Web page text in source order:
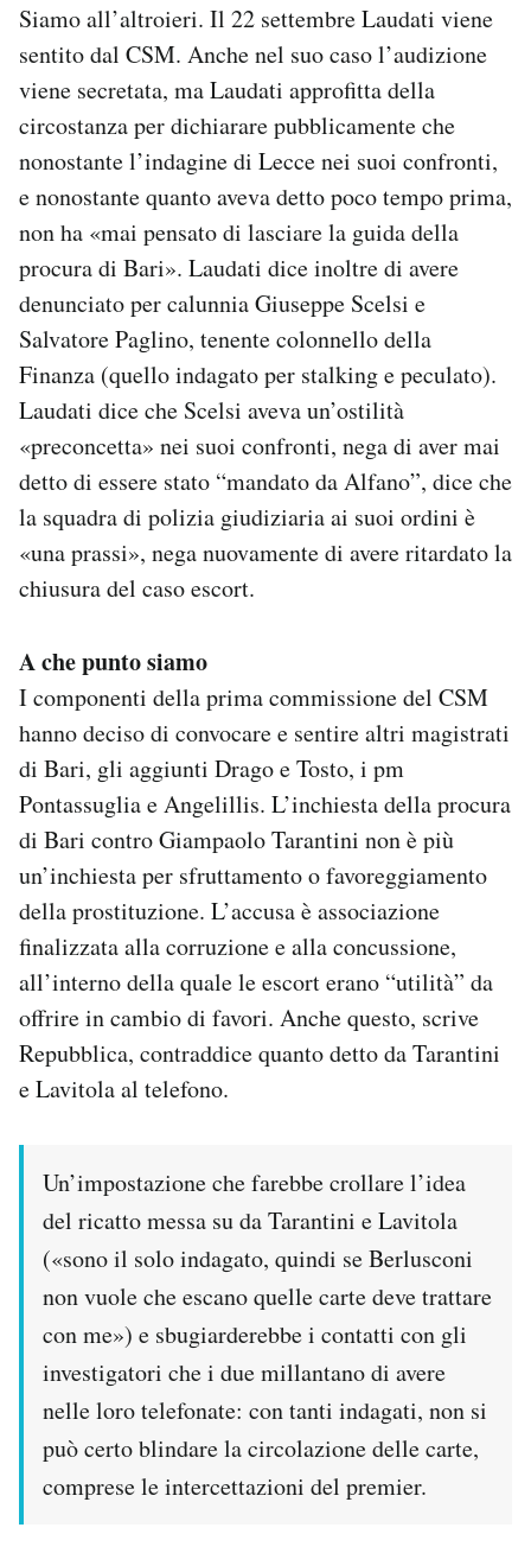
Siamo all’altroieri. Il 22 settembre Laudati viene
sentito dal CSM. Anche nel suo caso l’audizione
viene secretata, ma Laudati approfitta della
circostanza per dichiarare pubblicamente che
nonostante l’indagine di Lecce nei suoi confronti,
e nonostante quanto aveva detto poco tempo prima,
non ha «mai pensato di lasciare la guida della
procura di Bari». Laudati dice inoltre di avere
denunciato per calunnia Giuseppe Scelsi e
Salvatore Paglino, tenente colonnello della
Finanza (quello indagato per stalking e peculato).
Laudati dice che Scelsi aveva un’ostilità
«preconcetta» nei suoi confronti, nega di aver mai
detto di essere stato “mandato da Alfano”, dice che
la squadra di polizia giudiziaria ai suoi ordini è
«una prassi», nega nuovamente di avere ritardato la
chiusura del caso escort.
A che punto siamo
I componenti della prima commissione del CSM
hanno deciso di convocare e sentire altri magistrati
di Bari, gli aggiunti Drago e Tosto, i pm
Pontassuglia e Angelillis. L’inchiesta della procura
di Bari contro Giampaolo Tarantini non è più
un’inchiesta per sfruttamento o favoreggiamento
della prostituzione. L’accusa è associazione
finalizzata alla corruzione e alla concussione,
all’interno della quale le escort erano “utilità” da
offrire in cambio di favori. Anche questo, scrive
Repubblica, contraddice quanto detto da Tarantini
e Lavitola al telefono.
Un’impostazione che farebbe crollare l’idea
del ricatto messa su da Tarantini e Lavitola
(«sono il solo indagato, quindi se Berlusconi
non vuole che escano quelle carte deve trattare
con me») e sbugiarderebbe i contatti con gli
investigatori che i due millantano di avere
nelle loro telefonate: con tanti indagati, non si
può certo blindare la circolazione delle carte,
comprese le intercettazioni del premier.